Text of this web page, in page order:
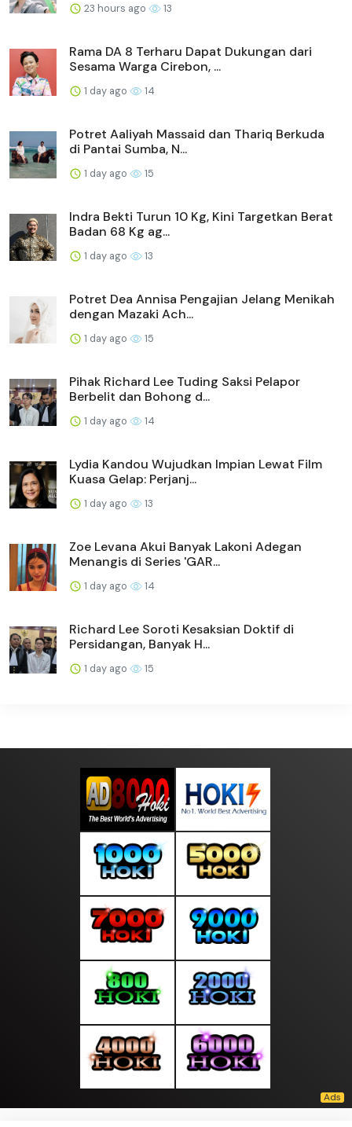
23 hours ago 13
Rama DA 8 Terharu Dapat Dukungan dari
Sesama Warga Cirebon, ...
1 day ago 14
Potret Aaliyah Massaid dan Thariq Berkuda
di Pantai Sumba, N...
1 day ago 15
Indra Bekti Turun 10 Kg, Kini Targetkan Berat
Badan 68 Kg ag...
1 day ago 13
Potret Dea Annisa Pengajian Jelang Menikah
dengan Mazaki Ach...
1 day ago 15
Pihak Richard Lee Tuding Saksi Pelapor
Berbelit dan Bohong d...
1 day ago 14
Lydia Kandou Wujudkan Impian Lewat Film
Kuasa Gelap: Perjanj...
1 day ago 13
Zoe Levana Akui Banyak Lakoni Adegan
Menangis di Series 'GAR...
1 day ago 14
Richard Lee Soroti Kesaksian Doktif di
Persidangan, Banyak H...
1 day ago 15